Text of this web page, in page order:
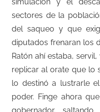
sectores de la
del saqueo y que
diputados frenaran los
Ratón ahí estaba,
replicar al orate que lo
lo destinó a lustrarle
poder. Finge ahora